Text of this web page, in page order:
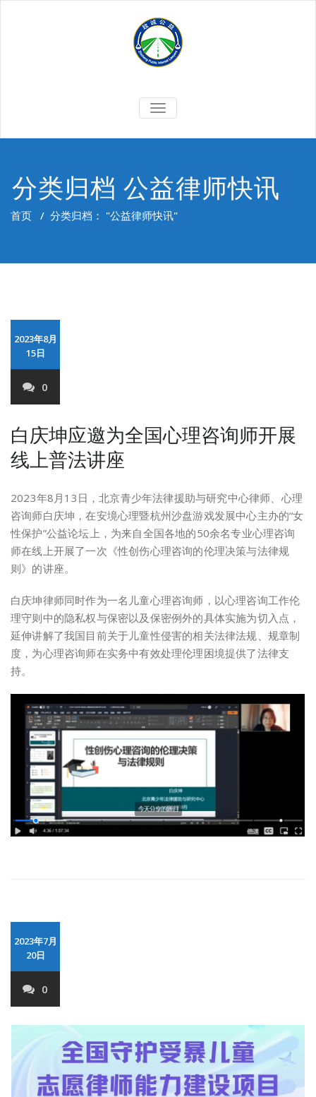
切
换
分类归档 公益律师快讯
首页 / 分类归档： "公益律师快讯"
2023年8月
15日
0
白庆坤应邀为全国心理咨询师开展
线上普法讲座
2023年8月13日，北京青少年法律援助与研究中心律师、心理
咨询师白庆坤，在安境心理暨杭州沙盘游戏发展中心主办的“女
性保护”公益论坛上，为来自全国各地的50余名专业心理咨询
师在线上开展了一次《性创伤心理咨询的伦理决策与法律规
则》的讲座。
白庆坤律师同时作为一名儿童心理咨询师，以心理咨询工作伦
理守则中的隐私权与保密以及保密例外的具体实施为切入点，
延伸讲解了我国目前关于儿童性侵害的相关法律法规、规章制
度，为心理咨询师在实务中有效处理伦理困境提供了法律支
持。
2023年7月
20日
0